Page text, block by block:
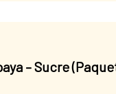
– Sucre